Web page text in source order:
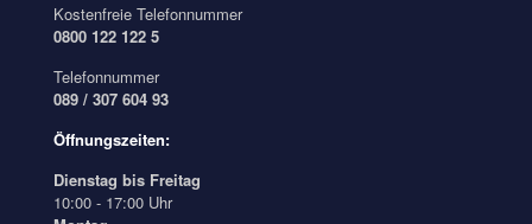
Kostenfreie Telefonnummer
0800 122 122 5
Telefonnummer
089 / 307 604 93
Öffnungszeiten:
Dienstag bis Freitag
10:00 - 17:00 Uhr